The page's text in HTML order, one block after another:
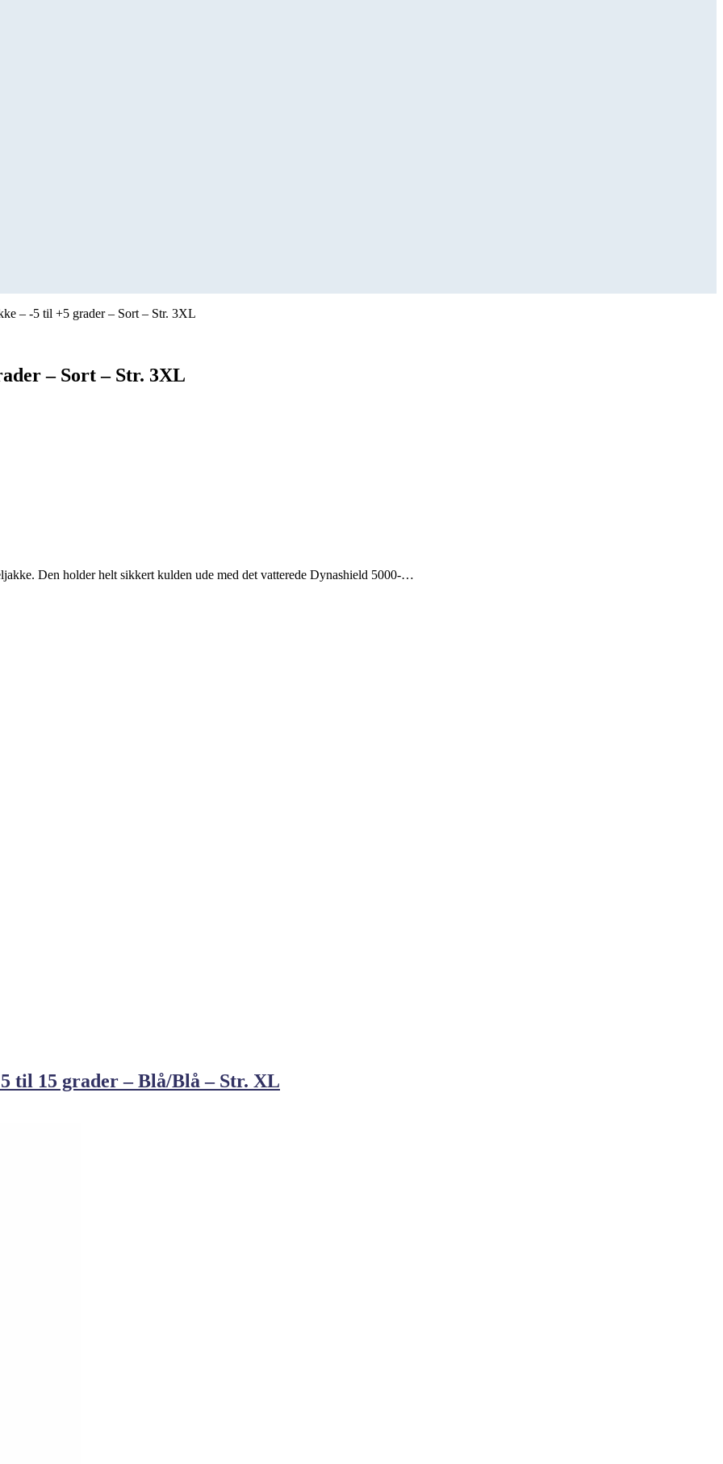
– -5 til +5 grader – Sort – Str. 3XL
– Sort – Str. 3XL
Den holder helt sikkert kulden ude med det vatterede Dynashield 5000-…
til 15 grader – Blå/Blå – Str. XL